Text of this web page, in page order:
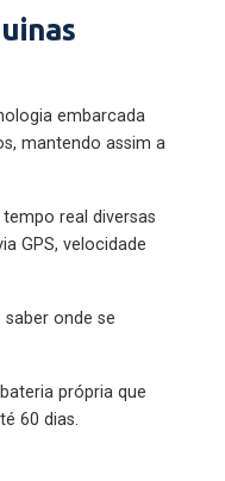
embarcada
mantendo assim a
real diversas
GPS, velocidade
onde se
própria que
60 dias.